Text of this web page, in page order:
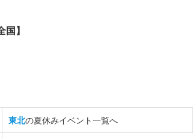
】
東北の夏休みイベント一覧へ